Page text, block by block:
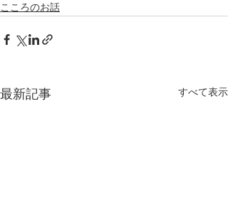
こころのお話
最新記事 すべて表示